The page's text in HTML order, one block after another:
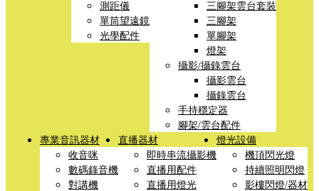
測距儀
單筒望遠鏡
光學配件
三腳架雲台套裝
三腳架
單腳架
燈架
攝影/攝錄雲台
攝影雲台
攝錄雲台
手持穩定器
腳架/雲台配件
專業音訊器材
收音咪
數碼錄音機
對講機
直播器材
即時串流攝影機
直播用配件
直播用燈光
燈光設備
機頂閃光燈
持續照明閃燈
影樓閃燈/器材